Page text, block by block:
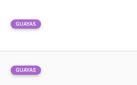
GUAYAS
GUAYAS